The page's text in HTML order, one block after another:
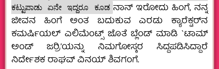
ಕಟ್ಟುಪಾಡು ಏನೇ ಇದ್ದರೂ ಕೂಡ ನಾನ್ ಇರೋದು ಹಿಂಗೆ, ನನ್ನ
ಜೀವನ ಹಿಂಗೆ ಅಂತ ಬದುಕುವ ಎರಡು ಕ್ಯಾರೆಕ್ಟರ್‌ನ
ಕಮರ್ಷಿಯಲ್ ಎಲಿಮೆಂಟ್ಸ್ ಜೊತೆ ಬ್ಲೆಂಡ್ ಮಾಡಿ `ಟಾಮ್
ಅಂಡ್ ಜರ‍್ರಿ’ಯನ್ನು ನಿಮಗೋಸ್ಕರ ಸಿದ್ದಪಡಿಸಿದ್ದಾರೆ
ನಿರ್ದೇಶಕ ರಾಘವ್ ವಿನಯ್ ಶಿವಗಂಗೆ.